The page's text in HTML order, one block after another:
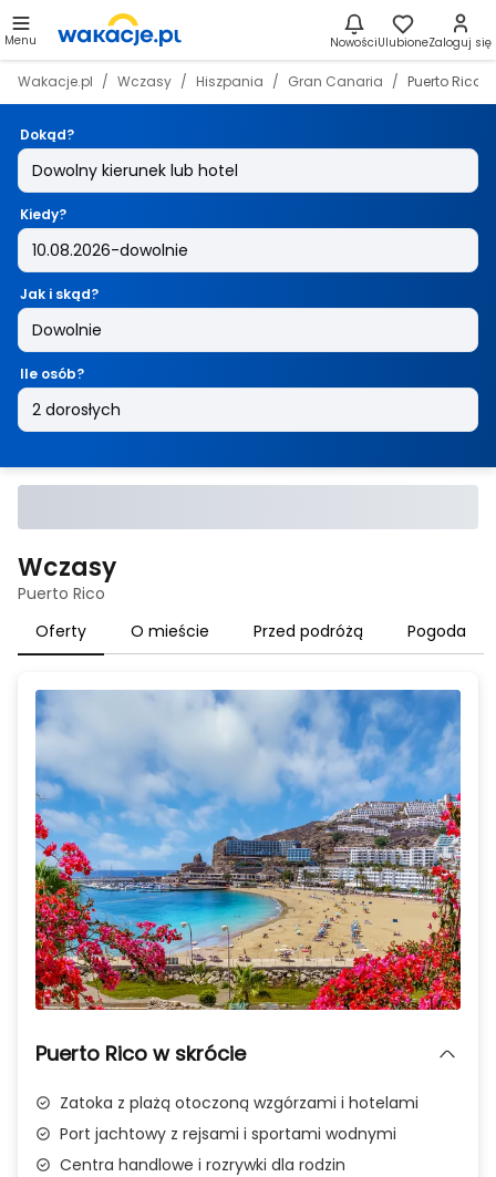
Menu NowościUlubioneZaloguj się
Wakacje.pl Wczasy Hiszpania Gran Canaria Puerto Rico
Dokąd?
Kiedy?
Jak i skąd?
Ile osób?
Wczasy
Puerto Rico
Oferty
O mieście Przed podróżą Pogoda
Zdjęcie 1 z 1
Puerto Rico w skrócie
Zatoka z plażą otoczoną wzgórzami i hotelami
Port jachtowy z rejsami i sportami wodnymi
Centra handlowe i rozrywki dla rodzin